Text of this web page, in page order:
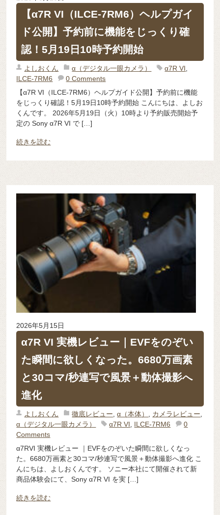
【α7R VI（ILCE-7RM6）ヘルプガイ
ド公開】予約前に機能をじっくり確
認！5月19日10時予約開始
よしおくん α（デジタル一眼カメラ） α7R VI,
ILCE-7RM6
0 Comments
【α7R VI（ILCE-7RM6）ヘルプガイド公開】予約前に機能
をじっくり確認！5月19日10時予約開始 こんにちは、よしお
くんです。 2026年5月19日（火）10時より予約販売開始予
定の Sony α7R VI で […]
続きを読む
2026年5月15日
α7R VI 実機レビュー｜EVFをのぞい
た瞬間に欲しくなった。6680万画素
と30コマ/秒連写で風景＋動体撮影へ
進化
よしおくん 徹底レビュー ,α（本体） カメラレビュー
α（デジタル一眼カメラ）
α7R VI ILCE-7RM6
0
Comments
α7RVI 実機レビュー ｜EVFをのぞいた瞬間に欲しくなっ
た。6680万画素と30コマ/秒連写で風景＋動体撮影へ進化 こ
んにちは、よしおくんです。 ソニー本社にて開催されて新
商品体験会にて、Sony α7R VI を実 […]
続きを読む